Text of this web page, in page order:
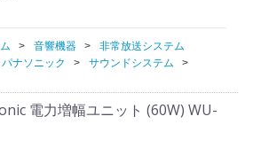
音響機器
非常放送システム
パナソニック
サウンドシステム
電力増幅ユニット (60W) WU-